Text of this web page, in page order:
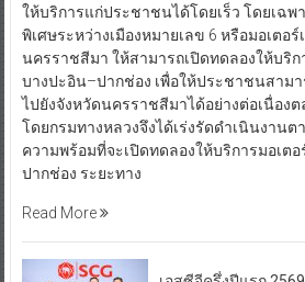
ให้บริการแก่ประชาชนได้โดยเร็ว โดยเฉพ
พิเศษระหว่างเมืองหมายเลข 6 หรือมอเตอ
นครราชสีมา ให้สามารถเปิดทดลองให้บริก
บางปะอิน–ปากช่อง เพื่อให้ประชาชนสาม
ไปยังจังหวัดนครราชสีมาได้อย่างต่อเ
โดยกรมทางหลวงจึงได้เร่งรัดดำเนินงาน
ความพร้อมที่จะเปิดทดลองให้บริการมอเตอ
ปากช่อง ระยะทาง
Read More